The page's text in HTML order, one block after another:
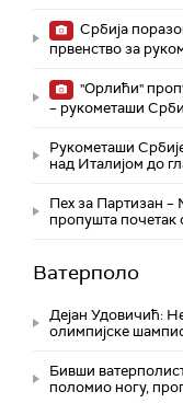
Србија
првенство за
"Орлићи"
– рукометаши
Рукометаши
над Италијом до
Пех за Партизан
пропушта почетак
Ватерполо
Дејан Удовичић:
олимпијске
Бивши
поломио ногу,